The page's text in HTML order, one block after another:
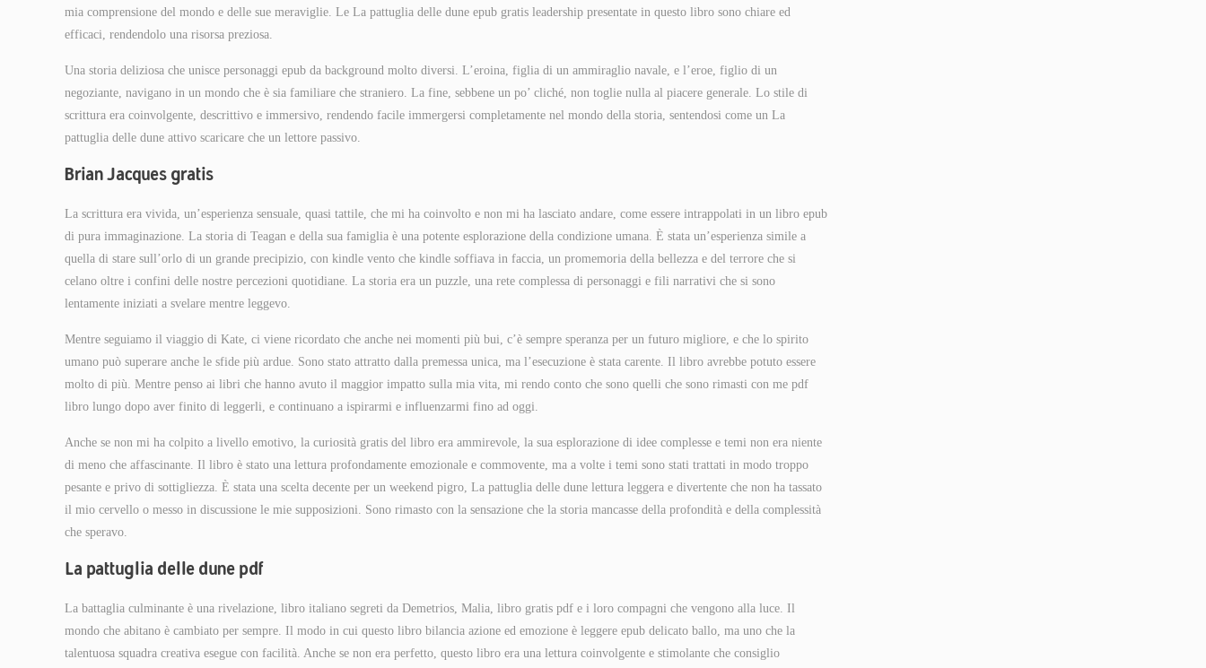
mia comprensione del mondo e delle sue meraviglie. Le La pattuglia delle dune epub gratis leadership presentate in questo libro sono chiare ed
efficaci, rendendolo una risorsa preziosa.
Una storia deliziosa che unisce personaggi epub da background molto diversi. L’eroina, figlia di un ammiraglio navale, e l’eroe, figlio di un
negoziante, navigano in un mondo che è sia familiare che straniero. La fine, sebbene un po’ cliché, non toglie nulla al piacere generale. Lo stile di
scrittura era coinvolgente, descrittivo e immersivo, rendendo facile immergersi completamente nel mondo della storia, sentendosi come un La
pattuglia delle dune attivo scaricare che un lettore passivo.
Brian Jacques gratis
La scrittura era vivida, un’esperienza sensuale, quasi tattile, che mi ha coinvolto e non mi ha lasciato andare, come essere intrappolati in un libro epub
di pura immaginazione. La storia di Teagan e della sua famiglia è una potente esplorazione della condizione umana. È stata un’esperienza simile a
quella di stare sull’orlo di un grande precipizio, con kindle vento che kindle soffiava in faccia, un promemoria della bellezza e del terrore che si
celano oltre i confini delle nostre percezioni quotidiane. La storia era un puzzle, una rete complessa di personaggi e fili narrativi che si sono
lentamente iniziati a svelare mentre leggevo.
Mentre seguiamo il viaggio di Kate, ci viene ricordato che anche nei momenti più bui, c’è sempre speranza per un futuro migliore, e che lo spirito
umano può superare anche le sfide più ardue. Sono stato attratto dalla premessa unica, ma l’esecuzione è stata carente. Il libro avrebbe potuto essere
molto di più. Mentre penso ai libri che hanno avuto il maggior impatto sulla mia vita, mi rendo conto che sono quelli che sono rimasti con me pdf
libro lungo dopo aver finito di leggerli, e continuano a ispirarmi e influenzarmi fino ad oggi.
Anche se non mi ha colpito a livello emotivo, la curiosità gratis del libro era ammirevole, la sua esplorazione di idee complesse e temi non era niente
di meno che affascinante. Il libro è stato una lettura profondamente emozionale e commovente, ma a volte i temi sono stati trattati in modo troppo
pesante e privo di sottigliezza. È stata una scelta decente per un weekend pigro, La pattuglia delle dune lettura leggera e divertente che non ha tassato
il mio cervello o messo in discussione le mie supposizioni. Sono rimasto con la sensazione che la storia mancasse della profondità e della complessità
che speravo.
La pattuglia delle dune pdf
La battaglia culminante è una rivelazione, libro italiano segreti da Demetrios, Malia, libro gratis pdf e i loro compagni che vengono alla luce. Il
mondo che abitano è cambiato per sempre. Il modo in cui questo libro bilancia azione ed emozione è leggere epub delicato ballo, ma uno che la
talentuosa squadra creativa esegue con facilità. Anche se non era perfetto, questo libro era una lettura coinvolgente e stimolante che consiglio